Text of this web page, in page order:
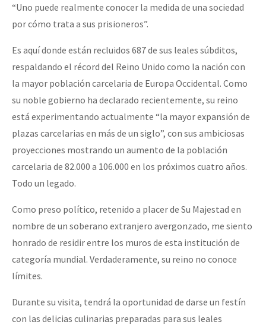
“Uno puede realmente conocer la medida de una sociedad
por cómo trata a sus prisioneros”.
Es aquí donde están recluidos 687 de sus leales súbditos,
respaldando el récord del Reino Unido como la nación con
la mayor población carcelaria de Europa Occidental. Como
su noble gobierno ha declarado recientemente, su reino
está experimentando actualmente “la mayor expansión de
plazas carcelarias en más de un siglo”, con sus ambiciosas
proyecciones mostrando un aumento de la población
carcelaria de 82.000 a 106.000 en los próximos cuatro años.
Todo un legado.
Como preso político, retenido a placer de Su Majestad en
nombre de un soberano extranjero avergonzado, me siento
honrado de residir entre los muros de esta institución de
categoría mundial. Verdaderamente, su reino no conoce
límites.
Durante su visita, tendrá la oportunidad de darse un festín
con las delicias culinarias preparadas para sus leales